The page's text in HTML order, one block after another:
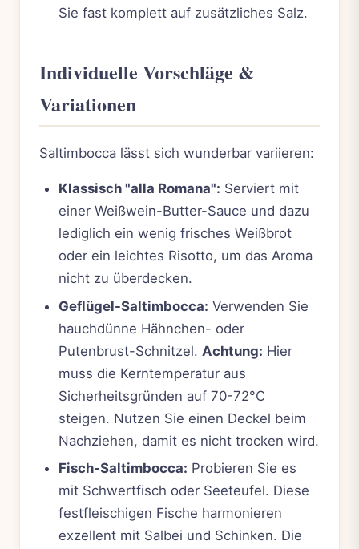
Sie fast komplett auf zusätzliches Salz.
Individuelle Vorschläge &
Variationen
Saltimbocca lässt sich wunderbar variieren:
Klassisch "alla Romana": Serviert mit
einer Weißwein-Butter-Sauce und dazu
lediglich ein wenig frisches Weißbrot
oder ein leichtes Risotto, um das Aroma
nicht zu überdecken.
Geflügel-Saltimbocca: Verwenden Sie
hauchdünne Hähnchen- oder
Putenbrust-Schnitzel. Achtung: Hier
muss die Kerntemperatur aus
Sicherheitsgründen auf 70-72°C
steigen. Nutzen Sie einen Deckel beim
Nachziehen, damit es nicht trocken wird.
Fisch-Saltimbocca: Probieren Sie es
mit Schwertfisch oder Seeteufel. Diese
festfleischigen Fische harmonieren
exzellent mit Salbei und Schinken. Die